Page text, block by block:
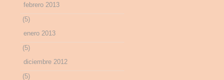
febrero 2013
(5)
enero 2013
(5)
diciembre 2012
(5)